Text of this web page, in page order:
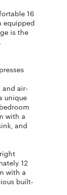
16
equipped
is the
and air-
unique
with a
and
12
with a
built-